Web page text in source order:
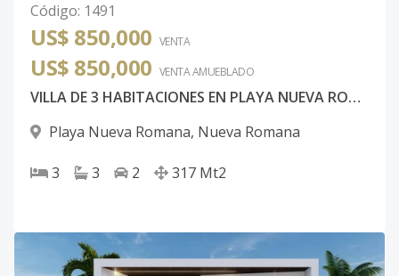
Código: 1491
US$ 850,000 VENTA
US$ 850,000 VENTA AMUEBLADO
VILLA DE 3 HABITACIONES EN PLAYA NUEVA ROMANA
Playa Nueva Romana, Nueva Romana
3 3 2 317 Mt2